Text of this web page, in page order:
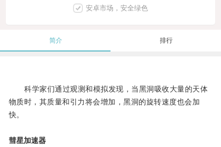
安卓市场，安全绿色
简介 排行
科学家们通过观测和模拟发现，当黑洞吸收大量的天体
物质时，其质量和引力将会增加，黑洞的旋转速度也会加
快。
彗星加速器